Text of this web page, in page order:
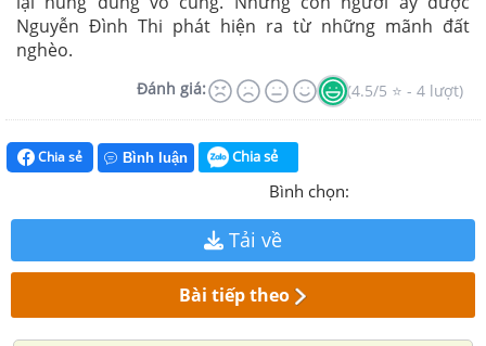
Nguyễn Đình Thi phát hiện ra từ những mãnh đất
nghèo.
Đánh giá: (4.5/5 ⭐ - 4 lượt)
Chia sẻ Bình luận Chia sẻ
Bình chọn:
Tải về
Bài tiếp theo